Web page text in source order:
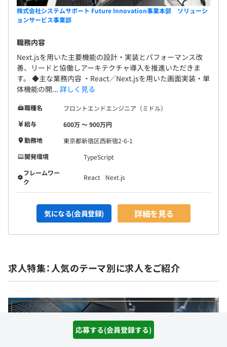
応募する(会員登録する)
株式会社システムサポート Future Innovation事業本部 ソリューシ
ョンサービス事業部
職務内容
Next.jsを用いた主要機能の設計・実装とパフォーマンス改
善、リードと協働しアーキテクチャ導入を推進いただきま
す。 ◆主な業務内容 ・React／Next.jsを用いた画面実装・単
体機能の開... 詳しく見る
職種名
フロントエンドエンジニア（ミドル）
給与
600万 〜 900万円
勤務地
東京都新宿区西新宿2-6-1
開発環境
TypeScript
フレームワー
ク
React Next.js
気になる(会員登録) 詳細を見る
求人特集：人気のテーマ別に求人をご紹介